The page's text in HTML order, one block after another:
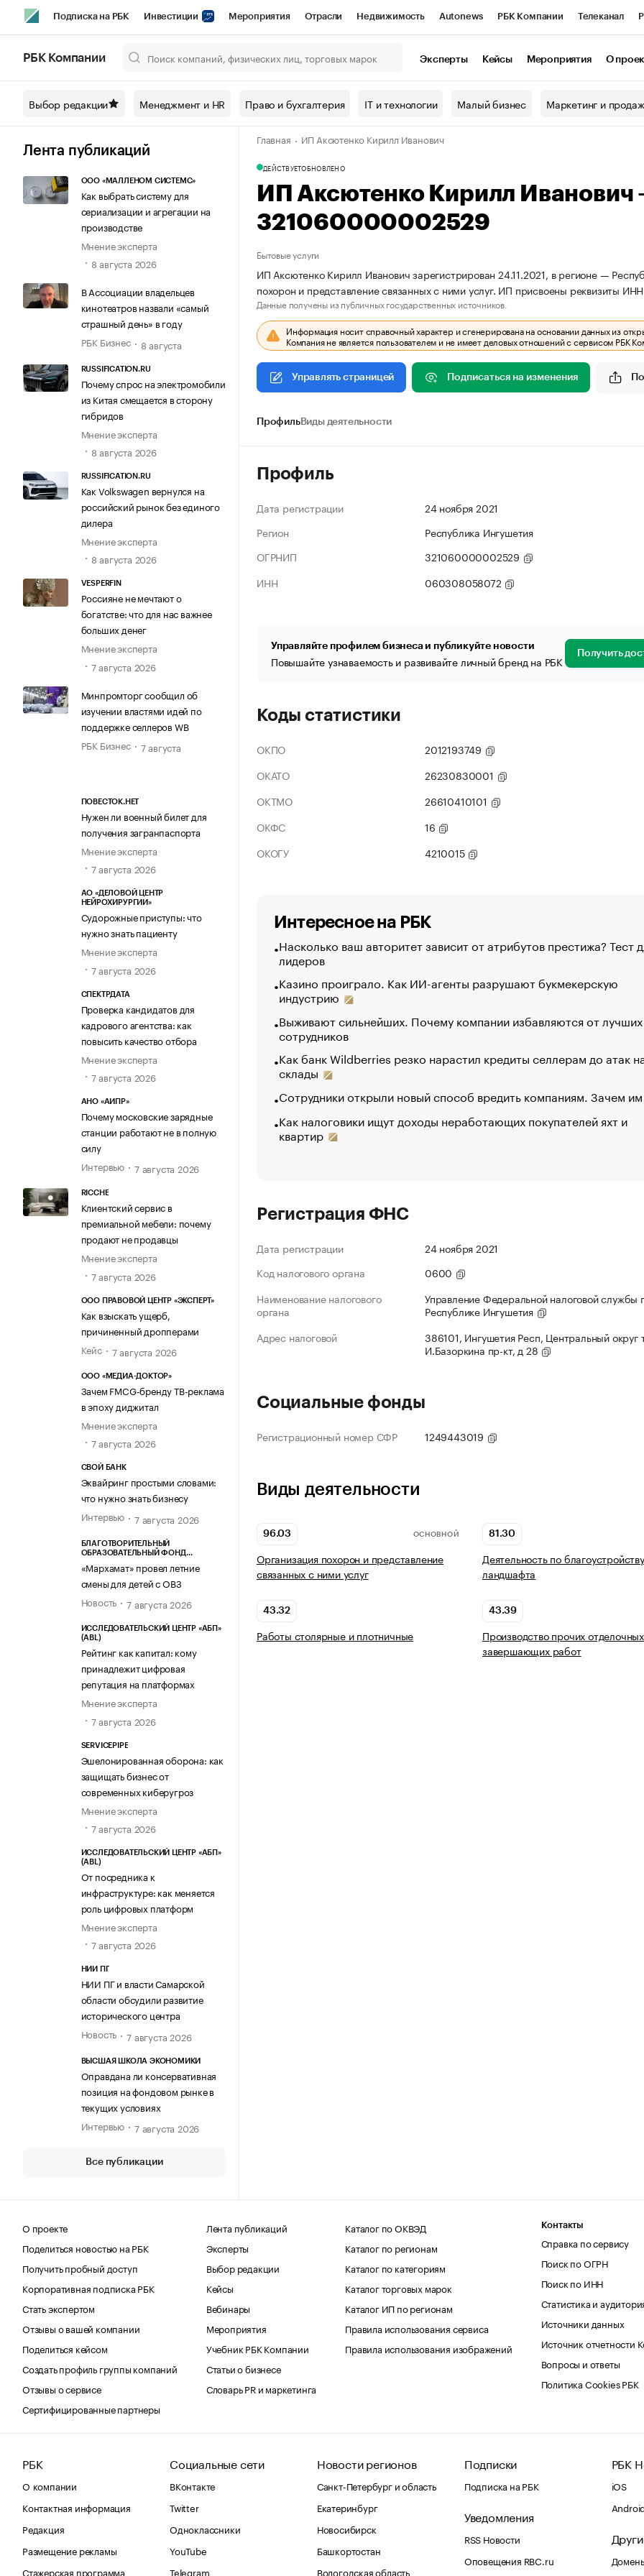
Подписка на РБК Инвестиции Мероприятия Отрасли Недвижимость Autonews РБК Компании Телеканал
Спецпроекты СПб Конференции СПб Спецпроекты Проверка контрагентов
Технологии и медиа Рынок наличной валюты
РБК Компании Эксперты Кейсы Мероприятия О
Выбор редакции Менеджмент и HR Право и бухгалтерия IT и технологии Малый бизнес Маркетинг и
Лента публикаций
ООО «МАЛЛЕНОМ СИСТЕМС»
Как выбрать систему для
сериализации и агрегации на
производстве
Мнение эксперта
8 августа 2026
В Ассоциации владельцев
кинотеатров назвали «самый
страшный день» в году
РБК Бизнес
8 августа
RUSSIFICATION.RU
Почему спрос на электромобили
из Китая смещается в сторону
гибридов
Мнение эксперта
8 августа 2026
RUSSIFICATION.RU
Как Volkswagen вернулся на
российский рынок без единого
дилера
Мнение эксперта
8 августа 2026
VESPERFIN
Россияне не мечтают о
богатстве: что для нас важнее
больших денег
Мнение эксперта
7 августа 2026
Минпромторг сообщил об
изучении властями идей по
поддержке селлеров WB
РБК Бизнес
7 августа
ПОВЕСТОК.НЕТ
Нужен ли военный билет для
получения загранпаспорта
Мнение эксперта
7 августа 2026
АО «ДЕЛОВОЙ ЦЕНТР
НЕЙРОХИРУРГИИ»
Судорожные приступы: что
нужно знать пациенту
Мнение эксперта
7 августа 2026
СПЕКТРДАТА
Проверка кандидатов для
кадрового агентства: как
повысить качество отбора
Мнение эксперта
7 августа 2026
АНО «АИПР»
Почему московские зарядные
станции работают не в полную
силу
Интервью
7 августа 2026
RICCHE
Клиентский сервис в
премиальной мебели: почему
продают не продавцы
Мнение эксперта
7 августа 2026
ООО ПРАВОВОЙ ЦЕНТР «ЭКСПЕРТ»
Как взыскать ущерб,
причиненный дропперами
Кейс
7 августа 2026
ООО «МЕДИА-ДОКТОР»
Зачем FMCG-бренду ТВ-реклама
в эпоху диджитал
Мнение эксперта
7 августа 2026
СВОЙ БАНК
Эквайринг простыми словами:
что нужно знать бизнесу
Интервью
7 августа 2026
БЛАГОТВОРИТЕЛЬНЫЙ
ОБРАЗОВАТЕЛЬНЫЙ ФОНД
«Мархамат» провел летние
смены для детей с ОВЗ
Новость
7 августа 2026
ИССЛЕДОВАТЕЛЬСКИЙ ЦЕНТР «АБП»
(ABL)
Рейтинг как капитал: кому
принадлежит цифровая
репутация на платформах
Мнение эксперта
7 августа 2026
SERVICEPIPE
Эшелонированная оборона: как
защищать бизнес от
современных киберугроз
Мнение эксперта
7 августа 2026
ИССЛЕДОВАТЕЛЬСКИЙ ЦЕНТР «АБП»
(ABL)
От посредника к
инфраструктуре: как меняется
роль цифровых платформ
Мнение эксперта
7 августа 2026
НИИ ПГ
НИИ ПГ и власти Самарской
области обсудили развитие
исторического центра
Новость
7 августа 2026
ВЫСШАЯ ШКОЛА ЭКОНОМИКИ
Оправдана ли консервативная
позиция на фондовом рынке в
текущих условиях
Интервью
7 августа 2026
Все публикации
Главная ИП Аксютенко Кирилл Иванович
ДЕЙСТВУЕТОБНОВЛЕНО
ИП Аксютенко Кирилл
321060000002529
Бытовые услуги
ИП Аксютенко Кирилл Иванович зарегистрирован 24.11.2021, в регионе —
похорон и представление связанных с ними услуг. ИП присвоены
Данные получены из публичных государственных источников.
Информация носит справочный характер и сгенерирована на основании данных из
Компания не является пользователем и не имеет деловых отношений с сервисом РБК
Управлять страницей Подписаться на изменения
ПрофильВиды деятельности
Профиль
Дата регистрации
24 ноября 2021
Регион
Республика Ингушетия
ОГРНИП
321060000002529
ИНН
060308058072
Управляйте профилем бизнеса и публикуйте новости
Повышайте узнаваемость и развивайте личный бренд на РБК Получить
Коды статистики
ОКПО
2012193749
ОКАТО
26230830001
ОКТМО
26610410101
ОКФС
16
ОКОГУ
4210015
Интересное на РБК
Насколько ваш авторитет зависит от атрибутов престижа? Тест
лидеров
Казино проиграло. Как ИИ-агенты разрушают букмекерскую
индустрию
Выживают сильнейших. Почему компании избавляются от лучших
сотрудников
Как банк Wildberries резко нарастил кредиты селлерам до атак
склады
Сотрудники открыли новый способ вредить компаниям. Зачем
Как налоговики ищут доходы неработающих покупателей яхт и
квартир
Регистрация ФНС
Дата регистрации
24 ноября 2021
Код налогового органа
0600
Наименование налогового
органа
Управление Федеральной налоговой службы
Республике Ингушетия
Адрес налоговой
386101, Ингушетия Респ, Центральный округ
И.Базоркина пр-кт, д 28
Социальные фонды
Регистрационный номер СФР 1249443019
Виды деятельности
96.03 ОСНОВНОЙ
Организация похорон и представление
связанных с ними услуг
81.30
Деятельность по благоустройству
ландшафта
43.32
Работы столярные и плотничные
43.39
Производство прочих
завершающих работ
О проекте
Поделиться новостью на РБК
Получить пробный доступ
Корпоративная подписка РБК
Стать экспертом
Отзывы о вашей компании
Поделиться кейсом
Создать профиль группы компаний
Отзывы о сервисе
Сертифицированные партнеры
Лента публикаций
Эксперты
Выбор редакции
Кейсы
Вебинары
Мероприятия
Учебник РБК Компании
Статьи о бизнесе
Словарь PR и маркетинга
Каталог по ОКВЭД
Каталог по регионам
Каталог по категориям
Каталог торговых марок
Каталог ИП по регионам
Правила использования сервиса
Правила использования изображений
Контакты
Справка по сервису
Поиск по ОГРН
Поиск по ИНН
Статистика и
Источники данных
Источник отчетности
Вопросы и ответы
Политика Cookies РБК
РБК
О компании
Контактная информация
Редакция
Размещение рекламы
Стажерская программа
Социальные сети
ВКонтакте
Twitter
Одноклассники
YouTube
Telegram
Новости регионов
Санкт-Петербург и область
Екатеринбург
Новосибирск
Башкортостан
Вологодская область
Подписки
Подписка на РБК
Уведомления
RSS Новости
Оповещения RBC.ru
РБК
iOS